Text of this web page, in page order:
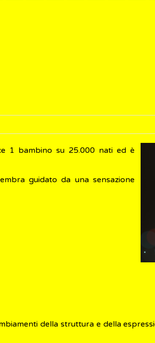
1 bambino su 25.000 nati ed è
guidato da una sensazione
della struttura e della